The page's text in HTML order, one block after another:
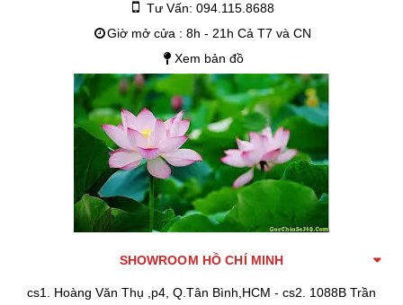
Tư Vấn: 094.115.8688
Giờ mở cửa : 8h - 21h Cả T7 và CN
Xem bản đồ
SHOWROOM HỒ CHÍ MINH
cs1. Hoàng Văn Thụ ,p4, Q.Tân Bình,HCM - cs2. 1088B Trần